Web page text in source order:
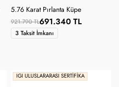
5.76 Karat Pırlanta Küpe
921.790 TL691.340 TL
3 Taksit İmkanı
IGI ULUSLARARASI SERTIFIKA